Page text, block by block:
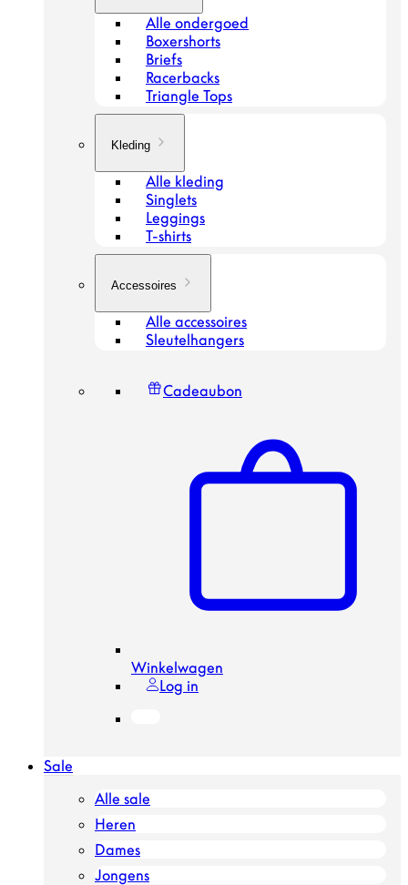
Alle ondergoed
Boxershorts
Briefs
Racerbacks
Triangle Tops
Kleding
Alle kleding
Singlets
Leggings
T-shirts
Accessoires
Alle accessoires
Sleutelhangers
Cadeaubon
Winkelwagen
Log in
Sale
Alle sale
Heren
Dames
Jongens